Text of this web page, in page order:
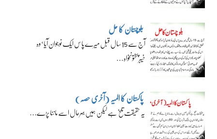
بلوچستان کا حل
آج سے 15 سال قبل میرے پاس ایک نوجوان آیا‘ وہ
خیبرپختونخواہ…
پاکستان کا المیہ (آخری حصہ)
یہ حقیقت تلخ ہے لیکن ہمیں بہرحال اسے ماننا پڑے…